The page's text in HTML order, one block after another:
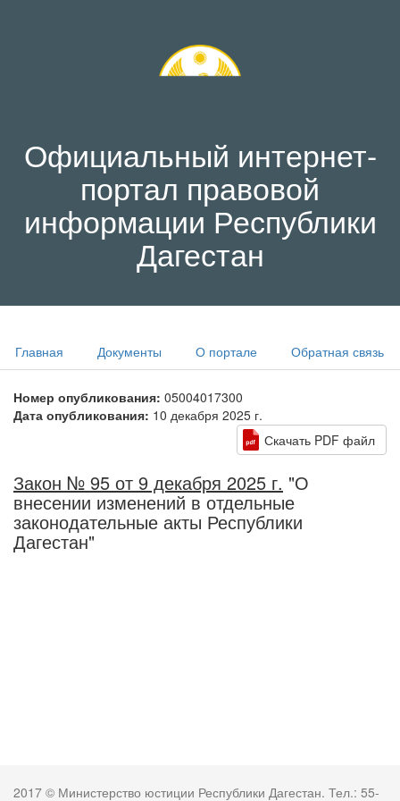
Официальный интернет-
портал правовой
информации Республики
Дагестан
Главная Документы О портале Обратная связь
Номер опубликования: 05004017300
Дата опубликования: 10 декабря 2025 г.
Скачать PDF файл
Закон № 95 от 9 декабря 2025 г. "О
внесении изменений в отдельные
законодательные акты Республики
Дагестан"
2017 © Министерство юстиции Республики Дагестан. Тел.: 55-